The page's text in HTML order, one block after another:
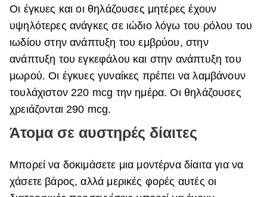
Οι έγκυες και οι θηλάζουσες μητέρες έχουν
υψηλότερες ανάγκες σε ιώδιο λόγω του ρόλου του
ιωδίου στην ανάπτυξη του εμβρύου, στην
ανάπτυξη του εγκεφάλου και στην ανάπτυξη του
μωρού. Οι έγκυες γυναίκες πρέπει να λαμβάνουν
τουλάχιστον 220 mcg την ημέρα. Οι θηλάζουσες
χρειάζονται 290 mcg.
Άτομα σε αυστηρές δίαιτες
Μπορεί να δοκιμάσετε μια μοντέρνα δίαιτα για να
χάσετε βάρος, αλλά μερικές φορές αυτές οι